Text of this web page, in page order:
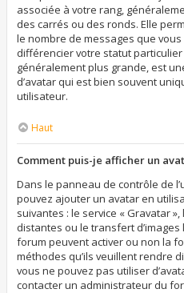
associée à votre rang,
des carrés ou des ronds. Elle
le nombre de messages que
différencier votre statut particulier
généralement plus grande, est
d’avatar qui est bien souvent
utilisateur.
Haut
Comment puis-je afficher un
Dans le panneau de contrôle de
pouvez ajouter un avatar en
suivantes : le service « Gravatar
distantes ou le transfert
forum peuvent activer ou non la
méthodes qu’ils veuillent rendre
vous ne pouvez pas utiliser
contacter un administrateur du